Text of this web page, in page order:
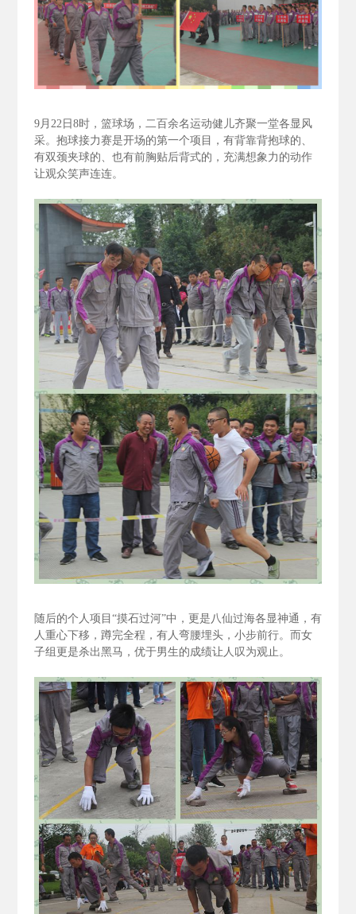
9月22日8时，篮球场，二百余名运动健儿齐聚一堂各显风
采。抱球接力赛是开场的第一个项目，有背靠背抱球的、
有双颈夹球的、也有前胸贴后背式的，充满想象力的动作
让观众笑声连连。
随后的个人项目“摸石过河”中，更是八仙过海各显神通，有
人重心下移，蹲完全程，有人弯腰埋头，小步前行。而女
子组更是杀出黑马，优于男生的成绩让人叹为观止。